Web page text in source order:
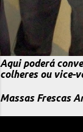
Aqui poderá
colheres ou vice-
Massas Frescas